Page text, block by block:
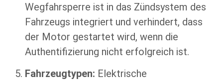
Wegfahrsperre ist in das Zündsystem des
Fahrzeugs integriert und verhindert, dass
der Motor gestartet wird, wenn die
Authentifizierung nicht erfolgreich ist.
Fahrzeugtypen: Elektrische